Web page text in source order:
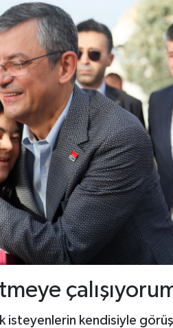
isteyenlerin kendisiyle